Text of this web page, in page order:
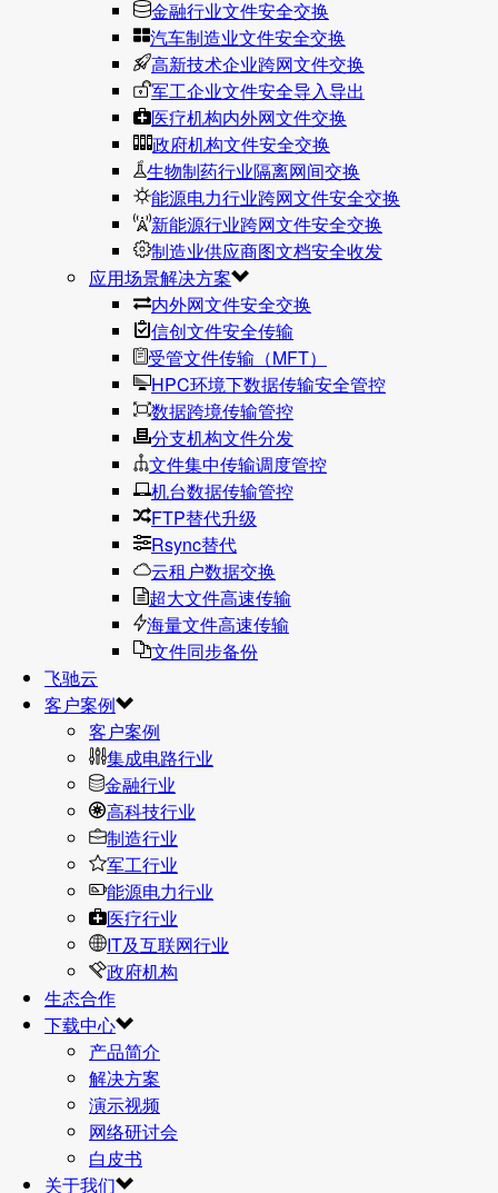
金融行业文件安全交换
汽车制造业文件安全交换
高新技术企业跨网文件交换
军工企业文件安全导入导出
医疗机构内外网文件交换
政府机构文件安全交换
生物制药行业隔离网间交换
能源电力行业跨网文件安全交换
新能源行业跨网文件安全交换
制造业供应商图文档安全收发
应用场景解决方案
内外网文件安全交换
信创文件安全传输
受管文件传输（MFT）
HPC环境下数据传输安全管控
数据跨境传输管控
分支机构文件分发
文件集中传输调度管控
机台数据传输管控
FTP替代升级
Rsync替代
云租户数据交换
超大文件高速传输
海量文件高速传输
文件同步备份
飞驰云
客户案例
客户案例
集成电路行业
金融行业
高科技行业
制造行业
军工行业
能源电力行业
医疗行业
IT及互联网行业
政府机构
生态合作
下载中心
产品简介
解决方案
演示视频
网络研讨会
白皮书
关于我们